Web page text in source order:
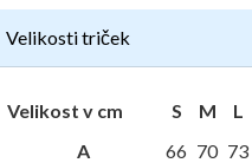
Velikosti triček
Velikost v cm S M L
A
66 70 73